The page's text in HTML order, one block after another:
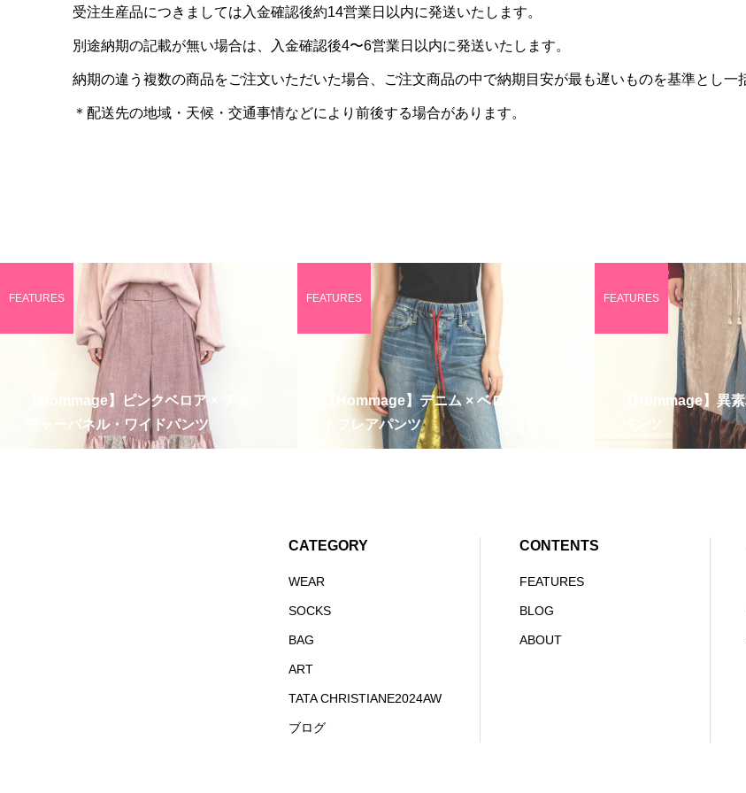
受注生産品につきましては入金確認後約14営業日以内に発送いたします。
別途納期の記載が無い場合は、入金確認後4〜6営業日以内に発送いたします。
納期の違う複数の商品をご注文いただいた場合、ご注文商品の中で納期目安が最も遅いものを基準とし一
＊配送先の地域・天候・交通事情などにより前後する場合があります。
【Hommage】ピンクベロア × テクス
チャーパネル・ワイドパンツ
FEATURES
【Hommage】デニム × ベロア・アー
トフレアパンツ
FEATURES
【Hommage】異
パンツ
FEATURES
CATEGORY
WEAR
SOCKS
BAG
ART
TATA CHRISTIANE2024AW
ブログ
CONTENTS
FEATURES
BLOG
ABOUT